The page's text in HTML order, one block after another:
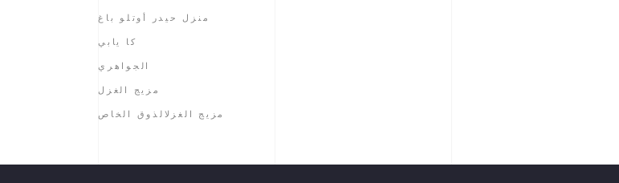
منزل حيدر أوتلو باغ
كا يابي
الجواهري
مزيج الغزل
مزيج الغزلالذوق الخاص